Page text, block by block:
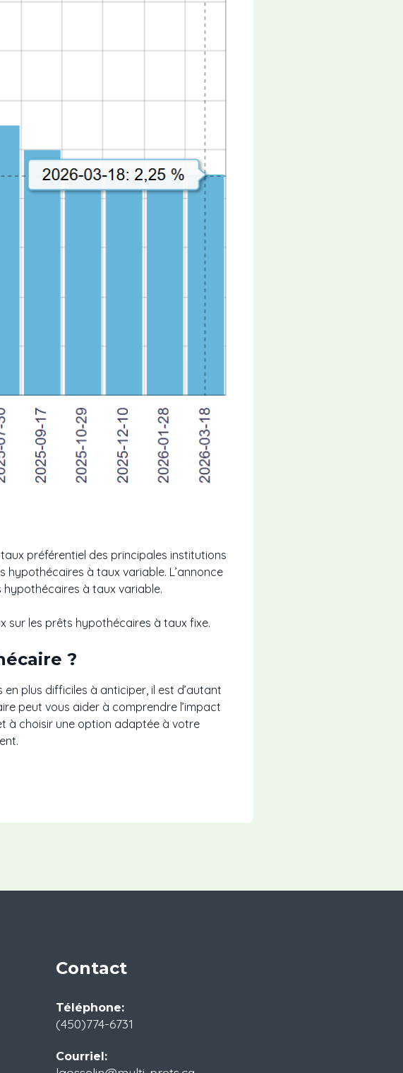
préférentiel des principales institutions
hypothécaires à taux variable. L’annonce
hypothécaires à taux variable.
sur les prêts hypothécaires à taux fixe.
?
plus difficiles à anticiper, il est d’autant
peut vous aider à comprendre l’impact
à choisir une option adaptée à votre
Contact
Téléphone:
(450)774-6731
Courriel: